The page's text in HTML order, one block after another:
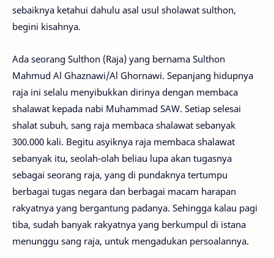
sebaiknya ketahui dahulu asal usul sholawat sulthon,
begini kisahnya.
Ada seorang Sulthon (Raja) yang bernama Sulthon
Mahmud Al Ghaznawi/Al Ghornawi. Sepanjang hidupnya
raja ini selalu menyibukkan dirinya dengan membaca
shalawat kepada nabi Muhammad SAW. Setiap selesai
shalat subuh, sang raja membaca shalawat sebanyak
300.000 kali. Begitu asyiknya raja membaca shalawat
sebanyak itu, seolah-olah beliau lupa akan tugasnya
sebagai seorang raja, yang di pundaknya tertumpu
berbagai tugas negara dan berbagai macam harapan
rakyatnya yang bergantung padanya. Sehingga kalau pagi
tiba, sudah banyak rakyatnya yang berkumpul di istana
menunggu sang raja, untuk mengadukan persoalannya.